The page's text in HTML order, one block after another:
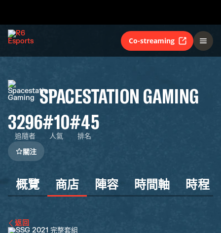
Co-streaming
SPACESTATION GAMING
3296
追隨者
#10
人氣
#45
排名
關注
概覽 商店 陣容 時間軸 時程
返回